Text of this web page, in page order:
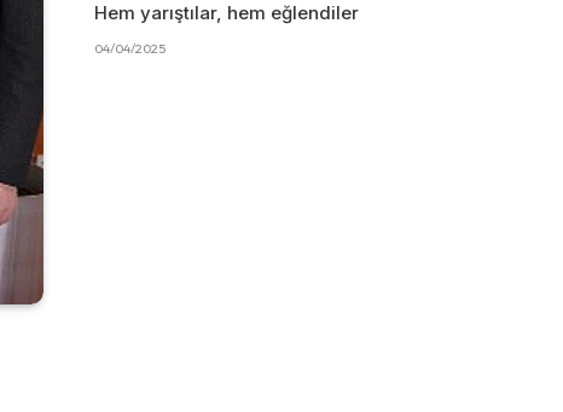
Hem yarıştılar, hem eğlendiler
04/04/2025